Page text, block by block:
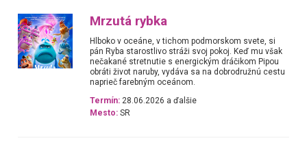
Mrzutá rybka
Hlboko v oceáne, v tichom podmorskom svete, si
pán Ryba starostlivo stráži svoj pokoj. Keď mu však
nečakané stretnutie s energickým dráčikom Pipou
obráti život naruby, vydáva sa na dobrodružnú cestu
naprieč farebným oceánom.
Termín: 28.06.2026 a ďalšie
Mesto: SR